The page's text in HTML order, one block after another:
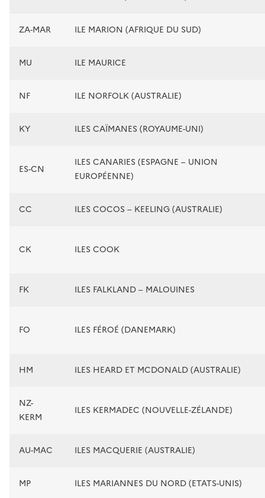
ZA-MAR ILE MARION (AFRIQUE DU SUD)
MU ILE MAURICE
NF ILE NORFOLK (AUSTRALIE)
KY ILES CAÏMANES (ROYAUME-UNI)
ES-CN
ILES CANARIES (ESPAGNE – UNION
EUROPÉENNE)
CC ILES COCOS – KEELING (AUSTRALIE)
CK ILES COOK
FK ILES FALKLAND – MALOUINES
FO ILES FÉROÉ (DANEMARK)
HM ILES HEARD ET MCDONALD (AUSTRALIE)
NZ-
KERM
ILES KERMADEC (NOUVELLE-ZÉLANDE)
AU-MAC ILES MACQUERIE (AUSTRALIE)
MP ILES MARIANNES DU NORD (ETATS-UNIS)